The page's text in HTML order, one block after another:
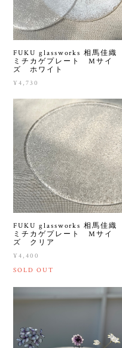
FUKU glassworks 相馬佳織
ミチカゲプレート Mサイ
ズ ホワイト
¥4,730
FUKU glassworks 相馬佳織
ミチカゲプレート Mサイ
ズ クリア
¥4,400
SOLD OUT